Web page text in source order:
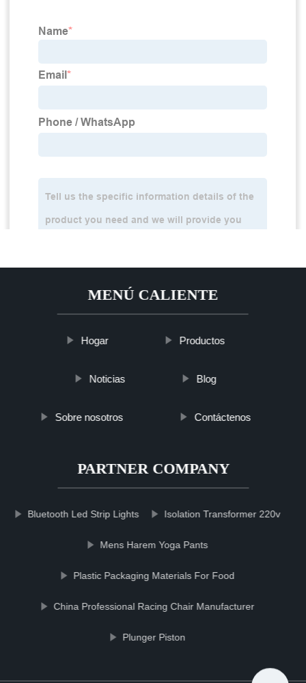
MENÚ CALIENTE
Hogar Productos
Noticias Blog
Sobre nosotros Contáctenos
PARTNER COMPANY
Bluetooth Led Strip Lights Isolation Transformer 220v
Mens Harem Yoga Pants
Plastic Packaging Materials For Food
China Professional Racing Chair Manufacturer
Plunger Piston